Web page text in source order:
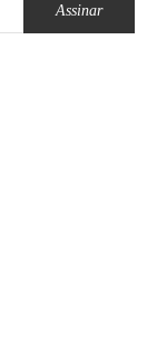
Assinar